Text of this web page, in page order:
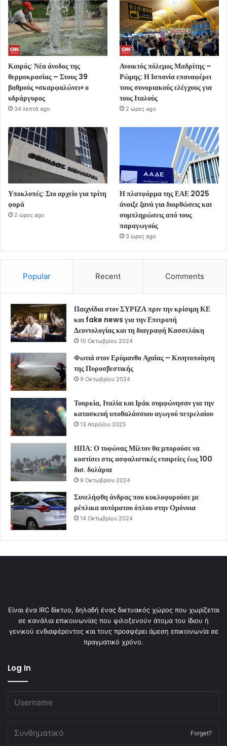
Καιρός: Νέα άνοδος της
θερμοκρασίας – Στους 39
βαθμούς «σκαρφαλώνει» ο
υδράργυρος
34 λεπτά ago
Ανοικτός πόλεμος Μαδρίτης –
Ρώμης: Η Ισπανία επαναφέρει
τους συνοριακούς ελέγχους για
τους Ιταλούς
2 ώρες ago
Υποκλοπές: Στο αρχείο για τρίτη
φορά
2 ώρες ago
Η πλατφόρμα της ΕΑΕ 2025
άνοιξε ξανά για διορθώσεις και
συμπληρώσεις από τους
παραγωγούς
3 ώρες ago
Popular Recent Comments
Παιχνίδια στον ΣΥΡΙΖΑ πριν την κρίσιμη ΚΕ
και fake news για την Επιτροπή
Δεοντολογίας και τη διαγραφή Κασσελάκη
10 Οκτωβρίου 2024
Φωτιά στον Ερύμανθο Αχαΐας – Κινητοποίηση
της Πυροσβεστικής
9 Οκτωβρίου 2024
Τουρκία, Ιταλία και Ιράκ συμφώνησαν για την
κατασκευή υποθαλάσσιου αγωγού πετρελαίου
13 Απριλίου 2025
ΗΠΑ: Ο τυφώνας Μίλτον θα μπορούσε να
κοστίσει στις ασφαλιστικές εταιρείες έως 100
δισ. δολάρια
9 Οκτωβρίου 2024
Συνελήφθη άνδρας που κυκλοφορούσε με
ρέπλικα αυτόματου όπλου στην Ομόνοια
14 Οκτωβρίου 2024
Είναι ένα IRC δίκτυο, δηλαδή ένας δικτυακός χώρος που χωρίζεται
σε κανάλια επικοινωνίας που φιλοξενούν άτομα του ίδιου ή
γενικού ενδιαφέροντος και τους προσφέρει άμεση επικοινωνία σε
πραγματικό χρόνο.
Log In
Forget?